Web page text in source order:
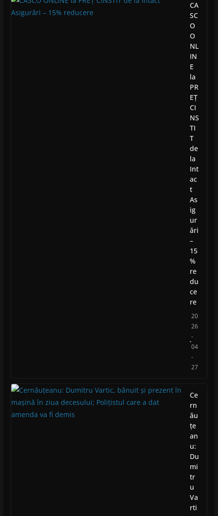
CA
SC
O
O
NL
IN
E
la
PR
EȚ
CI
NS
TI
T
de
la
Int
ac
t
As
ig
ur
ări
–
15
%
re
du
ce
re
20
26
-
04
-
27
Ce
rn
ău
țe
an
u:
Du
mi
tr
u
Va
rti